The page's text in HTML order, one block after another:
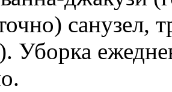
санузел,
Уборка